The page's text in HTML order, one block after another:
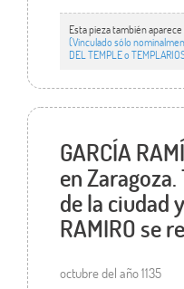
Esta pieza también aparece
(Vinculado sólo
DEL TEMPLE o
GARCÍA
en
de la ciudad
RAMIRO se
octubre del año 1135